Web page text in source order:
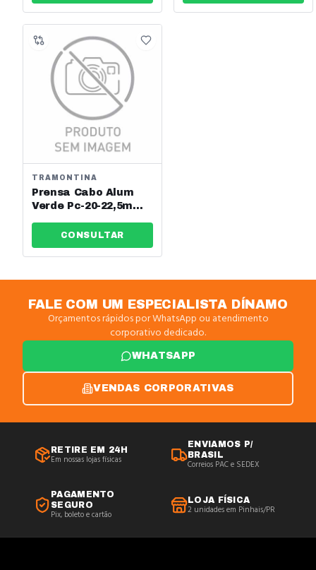
TRAMONTINA
Prensa Cabo Alum
Verde Pc-20-22,5mm
CONSULTAR
FALE COM UM ESPECIALISTA DÍNAMO
Orçamentos rápidos por WhatsApp ou atendimento
corporativo dedicado.
WHATSAPP
VENDAS CORPORATIVAS
RETIRE EM 24H
Em nossas lojas físicas
ENVIAMOS P/
BRASIL
Correios PAC e SEDEX
PAGAMENTO
SEGURO
Pix, boleto e cartão
LOJA FÍSICA
2 unidades em Pinhais/PR